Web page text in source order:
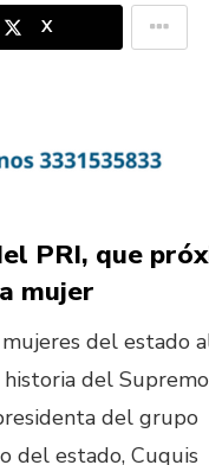
X
PRI, que
mujer
del estado
del Supremo
del grupo
del estado, Cuquis